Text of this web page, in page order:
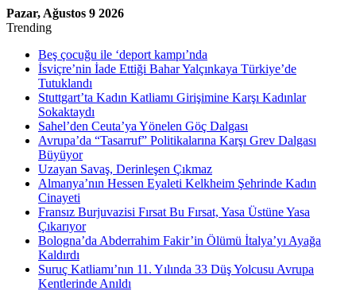
Pazar, Ağustos 9 2026
Trending
Beş çocuğu ile ‘deport kampı’nda
İsviçre’nin İade Ettiği Bahar Yalçınkaya Türkiye’de
Tutuklandı
Stuttgart’ta Kadın Katliamı Girişimine Karşı Kadınlar
Sokaktaydı
Sahel’den Ceuta’ya Yönelen Göç Dalgası
Avrupa’da “Tasarruf” Politikalarına Karşı Grev Dalgası
Büyüyor
Uzayan Savaş, Derinleşen Çıkmaz
Almanya’nın Hessen Eyaleti Kelkheim Şehrinde Kadın
Cinayeti
Fransız Burjuvazisi Fırsat Bu Fırsat, Yasa Üstüne Yasa
Çıkarıyor
Bologna’da Abderrahim Fakir’in Ölümü İtalya’yı Ayağa
Kaldırdı
Suruç Katliamı’nın 11. Yılında 33 Düş Yolcusu Avrupa
Kentlerinde Anıldı